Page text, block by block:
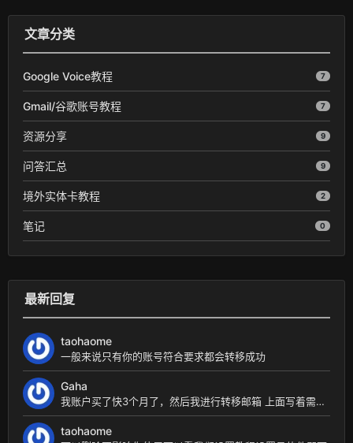
文章分类
Google Voice教程 7
Gmail/谷歌账号教程 7
资源分享 9
问答汇总 9
境外实体卡教程 2
笔记 0
最新回复
taohaome
一般来说只有你的账号符合要求都会转移成功
Gaha
我账户买了快3个月了，然后我进行转移邮箱 上面写着需要被转移的邮箱有美国号码才行。我在想能不能...
taohaome